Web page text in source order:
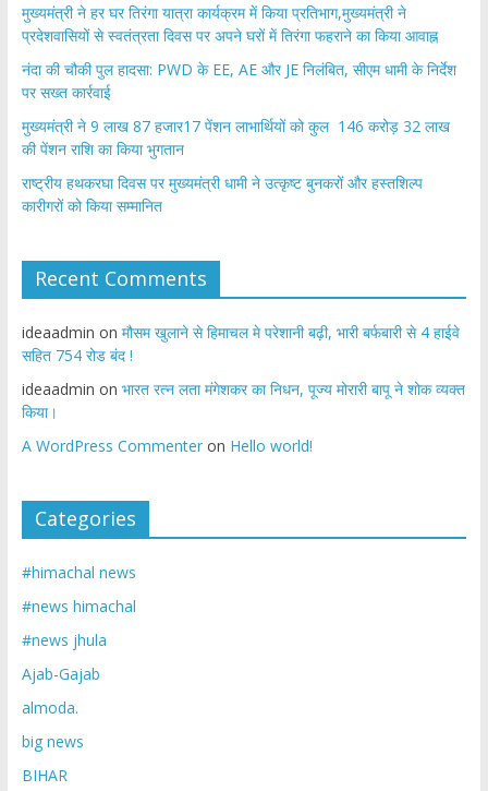
मुख्यमंत्री ने हर घर तिरंगा यात्रा कार्यक्रम में किया प्रतिभाग,मुख्यमंत्री ने
प्रदेशवासियों से स्वतंत्रता दिवस पर अपने घरों में तिरंगा फहराने का किया आवाह्न
नंदा की चौकी पुल हादसा: PWD के EE, AE और JE निलंबित, सीएम धामी के निर्देश
पर सख्त कार्रवाई
मुख्यमंत्री ने 9 लाख 87 हजार17 पेंशन लाभार्थियों को कुल 146 करोड़ 32 लाख
की पेंशन राशि का किया भुगतान
राष्ट्रीय हथकरघा दिवस पर मुख्यमंत्री धामी ने उत्कृष्ट बुनकरों और हस्तशिल्प
कारीगरों को किया सम्मानित
Recent Comments
ideaadmin on मौसम खुलाने से हिमाचल मे परेशानी बढ़ी, भारी बर्फबारी से 4 हाईवे
सहित 754 रोड बंद !
ideaadmin on भारत रत्न लता मंगेशकर का निधन, पूज्य मोरारी बापू ने शोक व्यक्त
किया।
A WordPress Commenteron Hello world!
Categories
#himachal news
#news himachal
#news jhula
Ajab-Gajab
almoda.
big news
BIHAR